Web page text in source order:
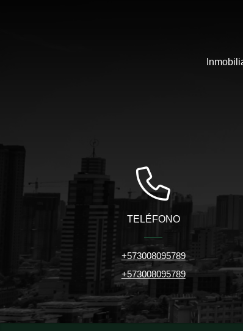
TELÉFONO
+573008095789
+573008095789